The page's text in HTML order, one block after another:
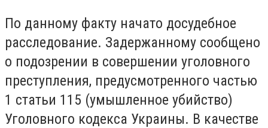
По данному факту начато досудебное
расследование. Задержанному сообщено
о подозрении в совершении уголовного
преступления, предусмотренного частью
1 статьи 115 (умышленное убийство)
Уголовного кодекса Украины. В качестве